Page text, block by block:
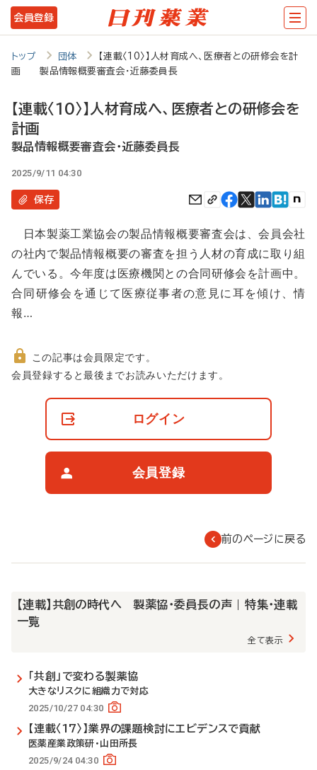
メ
イ
コ
テ
ン
ツ
に
会員登録
トップ 団体
【連載〈10〉】人材育成へ、医療者との研修会を計
画 製品情報概要審査会・近藤委員長
【連載〈10〉】人材育成へ、医療者との研修会を
計画
製品情報概要審査会・近藤委員長
2025/9/11 04:30
保存
日本製薬工業協会の製品情報概要審査会は、会員会社
の社内で製品情報概要の審査を担う人材の育成に取り組
んでいる。今年度は医療機関との合同研修会を計画中。
合同研修会を通じて医療従事者の意見に耳を傾け、情
報…
非
この記事は会員限定です。
会員登録すると最後までお読みいただけます。
ログイン
会員登録
前のページに戻る
【連載】共創の時代へ 製薬協・委員長の声 | 特集・連載
一覧
全て表示
「共創」で変わる製薬協
大きなリスクに組織力で対応
2025/10/27 04:30
【連載〈17〉】業界の課題検討にエビデンスで貢献
医薬産業政策研・山田所長
2025/9/24 04:30